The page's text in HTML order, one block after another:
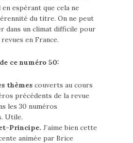
espérant que cela ne
du titre. On ne peut
dans un climat difficile pour
en France.
ce numéro 50:
thèmes couverts au cours
précédents de la revue
les 30 numéros
Utile.
Principe. J’aime bien cette
animée par Brice